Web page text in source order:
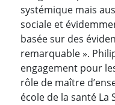
systémique mais
sociale et
basée sur des
remarquable ».
engagement pour
rôle de maître
école de la santé La